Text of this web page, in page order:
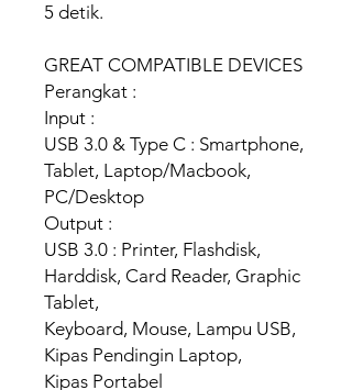
5 detik.
GREAT COMPATIBLE DEVICES
Perangkat :
Input :
USB 3.0 & Type C : Smartphone,
Tablet, Laptop/Macbook,
PC/Desktop
Output :
USB 3.0 : Printer, Flashdisk,
Harddisk, Card Reader, Graphic
Tablet,
Keyboard, Mouse, Lampu USB,
Kipas Pendingin Laptop,
Kipas Portabel